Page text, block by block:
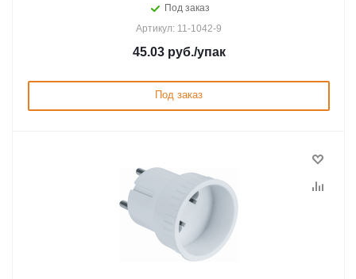
Под заказ
Артикул: 11-1042-9
45.03руб./упак
Под заказ